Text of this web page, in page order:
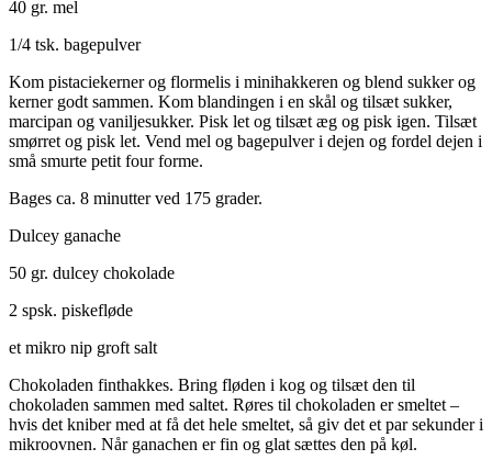
40 gr. mel
1/4 tsk. bagepulver
Kom pistaciekerner og flormelis i minihakkeren og blend sukker og
kerner godt sammen. Kom blandingen i en skål og tilsæt sukker,
marcipan og vaniljesukker. Pisk let og tilsæt æg og pisk igen. Tilsæt
smørret og pisk let. Vend mel og bagepulver i dejen og fordel dejen i
små smurte petit four forme.
Bages ca. 8 minutter ved 175 grader.
Dulcey ganache
50 gr. dulcey chokolade
2 spsk. piskefløde
et mikro nip groft salt
Chokoladen finthakkes. Bring fløden i kog og tilsæt den til
chokoladen sammen med saltet. Røres til chokoladen er smeltet –
hvis det kniber med at få det hele smeltet, så giv det et par sekunder i
mikroovnen. Når ganachen er fin og glat sættes den på køl.